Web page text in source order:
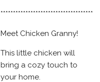
*************************************
Meet Chicken Granny!
This little chicken will
bring a cozy touch to
your home.